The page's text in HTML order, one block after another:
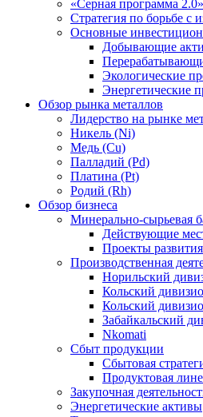
«Серная программа 2.0»
Стратегия по борьбе с
Основные
Добывающие
Экологические
Энергетические
Обзор рынка металлов
Лидерство на рынке
Никель (Ni)
Медь (Cu)
Палладий (Pd)
Платина (Pt)
Родий (Rh)
Обзор бизнеса
Минерально-сырьевая
Действующие
Проекты развития
Производственная
Норильский
Кольский
Кольский
Забайкальский
Nkomati
Сбыт продукции
Сбытовая
Продуктовая
Закупочная
Энергетические активы